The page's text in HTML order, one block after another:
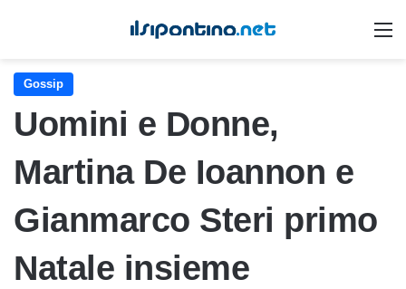
Gossip
Uomini e Donne,
Martina De Ioannon e
Gianmarco Steri primo
Natale insieme